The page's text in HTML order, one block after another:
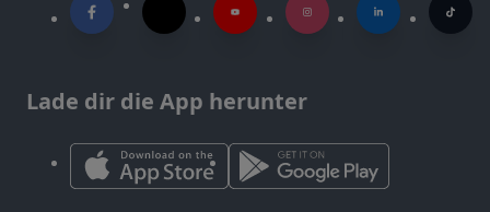
Lade dir die App herunter